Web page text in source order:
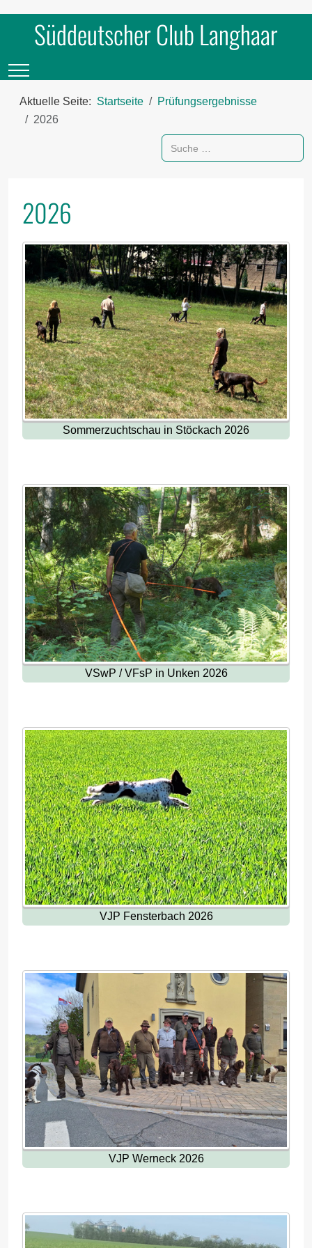
Süddeutscher Club Langhaar
Mobile Menu Toggle
Aktuelle Seite: Startseite
Prüfungsergebnisse
2026
Suchen
2026
Sommerzuchtschau in Stöckach 2026
VSwP / VFsP in Unken 2026
VJP Fensterbach 2026
VJP Werneck 2026